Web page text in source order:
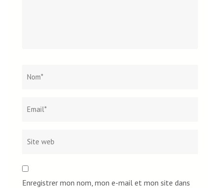
Enregistrer mon nom, mon e-mail et mon site dans